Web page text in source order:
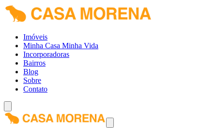
Imóveis
Minha Casa Minha Vida
Incorporadoras
Bairros
Blog
Sobre
Contato